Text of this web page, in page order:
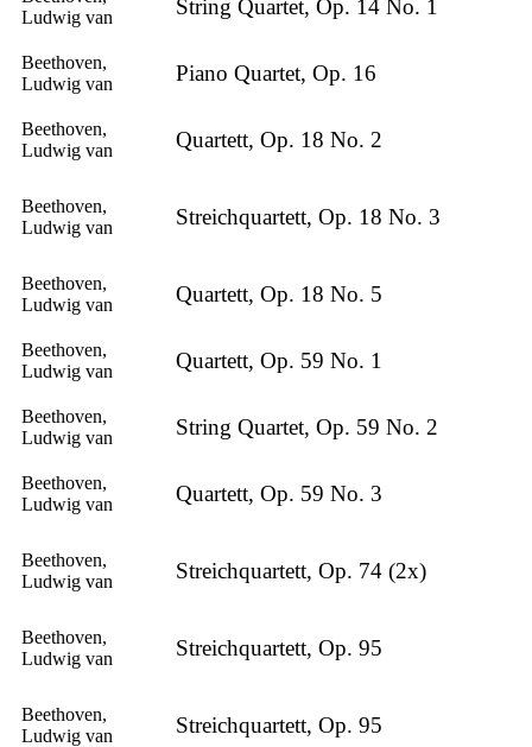
Ludwig van
String Quartet, Op. 14 No. 1
Beethoven,
Ludwig van
Piano Quartet, Op. 16
Beethoven,
Ludwig van
Quartett, Op. 18 No. 2
Beethoven,
Ludwig van
Streichquartett, Op. 18 No. 3
Beethoven,
Ludwig van
Quartett, Op. 18 No. 5
Beethoven,
Ludwig van
Quartett, Op. 59 No. 1
Beethoven,
Ludwig van
String Quartet, Op. 59 No. 2
Beethoven,
Ludwig van
Quartett, Op. 59 No. 3
Beethoven,
Ludwig van
Streichquartett, Op. 74 (2x)
Beethoven,
Ludwig van
Streichquartett, Op. 95
Beethoven,
Ludwig van
Streichquartett, Op. 95